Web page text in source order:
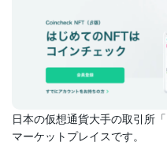
日本の仮想通貨大手の取引所
マーケットプレイスです。